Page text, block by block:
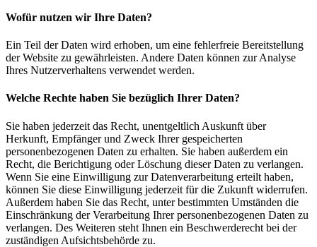
Wofür nutzen wir Ihre Daten?
Ein Teil der Daten wird erhoben, um eine fehlerfreie Bereitstellung
der Website zu gewährleisten. Andere Daten können zur Analyse
Ihres Nutzerverhaltens verwendet werden.
Welche Rechte haben Sie bezüglich Ihrer Daten?
Sie haben jederzeit das Recht, unentgeltlich Auskunft über
Herkunft, Empfänger und Zweck Ihrer gespeicherten
personenbezogenen Daten zu erhalten. Sie haben außerdem ein
Recht, die Berichtigung oder Löschung dieser Daten zu verlangen.
Wenn Sie eine Einwilligung zur Datenverarbeitung erteilt haben,
können Sie diese Einwilligung jederzeit für die Zukunft widerrufen.
Außerdem haben Sie das Recht, unter bestimmten Umständen die
Einschränkung der Verarbeitung Ihrer personenbezogenen Daten zu
verlangen. Des Weiteren steht Ihnen ein Beschwerderecht bei der
zuständigen Aufsichtsbehörde zu.